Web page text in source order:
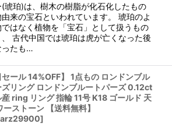
(琥珀)は、樹木の樹脂が化石化したもの
来の宝石といわれています。 琥珀のよ
ではなく植物を「宝石」として扱うもの
古代中国では琥珀は虎が亡くなった後
ったも…
セール 14%OFF】 1点もの ロンドンブル
ズリング ロンドンブルートパーズ 0.12ct
ring リング 指輪 11号 K18 ゴールド 天
ーストーン 【送料無料】
]